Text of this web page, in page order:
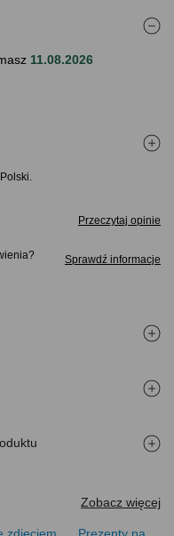
11.08.2026
Przeczytaj opinie
Sprawdź informacje
Zobacz więcej